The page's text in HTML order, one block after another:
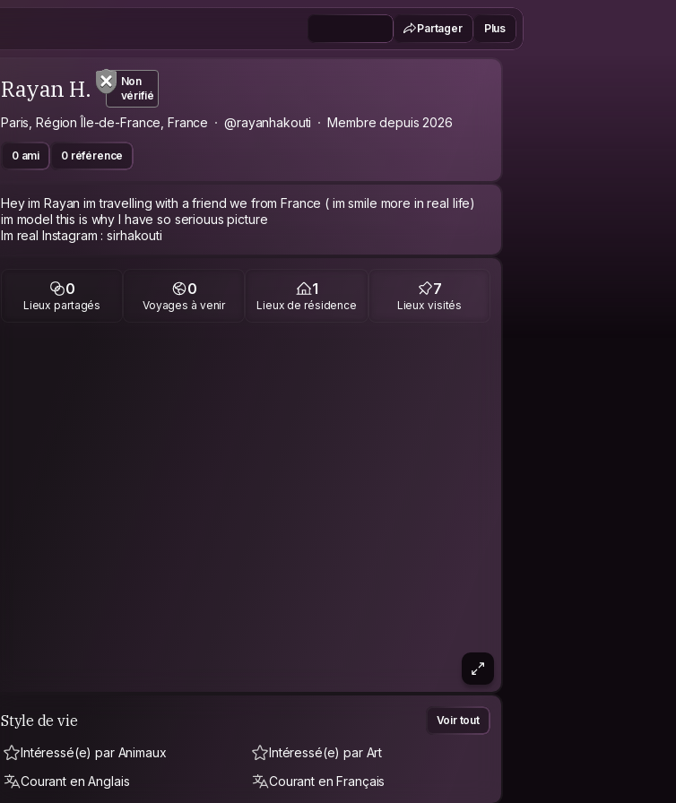
Partager Plus
Rayan H.
Non
vérifié
Paris, Région Île-de-France, France @rayanhakouti Membre depuis 2026
0 ami 0 référence
Hey im Rayan im travelling with a friend we from France ( im smile more in real life)
im model this is why I have so seriouus picture
Im real Instagram : sirhakouti
0
Lieux partagés
0
Voyages à venir
1
Lieux de résidence
7
Lieux visités
Style de vie Voir tout
Intéressé(e) par Animaux
Intéressé(e) par Art
Courant en Anglais
Courant en Français